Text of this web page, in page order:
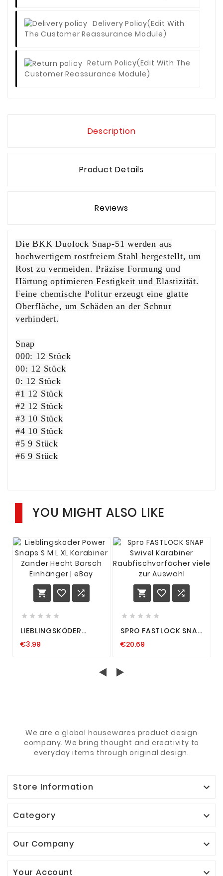
Delivery Policy(edit With
The Customer Reassurance Module)
Return Policy(edit With The
Customer Reassurance Module)
Description
Product Details
Reviews
Die BKK Duolock Snap-51 werden aus
hochwertigem rostfreiem Stahl hergestellt, um
Rost zu vermeiden. Präzise Formung und
Härtung optimieren Festigkeit und Elastizität.
Feine chemische Politur erzeugt eine glatte
Oberfläche, um Schäden an der Schnur
verhindert.
Snap
000: 12 Stück
00: 12 Stück
0: 12 Stück
#1 12 Stück
#2 12 Stück
#3 10 Stück
#4 10 Stück
#5 9 Stück
#6 9 Stück
YOU MIGHT ALSO LIKE
  
    
LIEBLINGSKÖDER
KARABINER ZANDER
€3.99
  
    
SPRO FASTLOCK SNAP
RAUBFISCHVORFÄCHER
€20.69
We are a global housewares product design
company. We bring thought and creativity to
everyday items through original design.
Store Information 
Category 
Our Company 
Your Account 